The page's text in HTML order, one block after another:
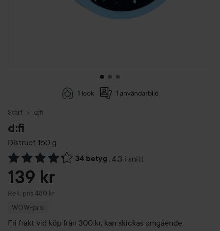
1 look 1 användarbild
Start d:fi
d:fi
Distruct 150 g
34 betyg , 4.3 i snitt
Hoppa till Betyg & kommentarer
139 kr
Rek. pris 480 kr
Rekommenderat pris 480 kr
WOW-pris
Fri frakt vid köp från 300 kr, kan skickas omgående